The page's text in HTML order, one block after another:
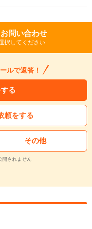
問い合わせ
択してください
ルで返答！
る
頼をする
その他
されません